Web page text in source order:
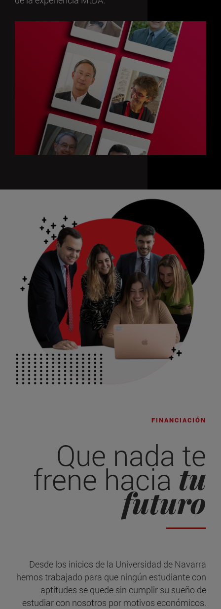
FINANCIACIÓN
Que nada te
frene haciatu
futuro
Desde los inicios de la Universidad de Navarra
hemos trabajado para que ningún estudiante con
aptitudes se quede sin cumplir su sueño de
estudiar con nosotros por motivos económicos.